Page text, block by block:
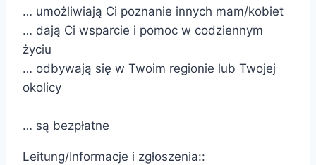
… umożliwiają Ci poznanie innych mam/kobiet
… dają Ci wsparcie i pomoc w codziennym
życiu
… odbywają się w Twoim regionie lub Twojej
okolicy
… są bezpłatne
Leitung/Informacje i zgłoszenia::